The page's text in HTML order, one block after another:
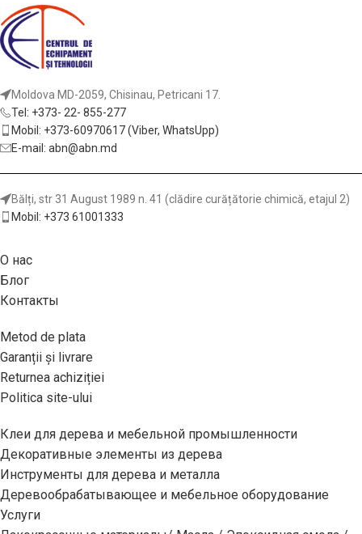
кромки.
Подходящее оборудование:
аккумуляторные, ручные и
торцовочные пилы.
материалы:твёрдая и мягкая
древесина, фанера,
ламинированные и
облицованные панели.
https://www.cmtorangetools.com/eu-
en/contractor-circular-saw-
saw-blades-271
Moldova MD-2059, Chisinau, Petricani 17.
Tel: +373- 22- 855-277
Mobil: +373-60970617 (Viber, WhatsUpp)
E-mail: abn@abn.md
Bălți, str 31 August 1989 n. 41 (clădire curățătorie chimică, etajul 2)
Mobil: +373 61001333
О нас
Блог
Контакты
Metod de plata
Garanții și livrare
Returnea achiziției
Politica site-ului
Клеи для дерева и мебельной промышленности
Декоративные элементы из дерева
Инструменты для дерева и металла
Деревообрабатывающее и мебельное оборудование
Услуги